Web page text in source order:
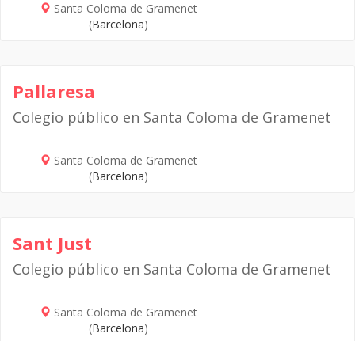
Santa Coloma de Gramenet
(Barcelona)
Pallaresa
Colegio público en Santa Coloma de Gramenet
Santa Coloma de Gramenet
(Barcelona)
Sant Just
Colegio público en Santa Coloma de Gramenet
Santa Coloma de Gramenet
(Barcelona)